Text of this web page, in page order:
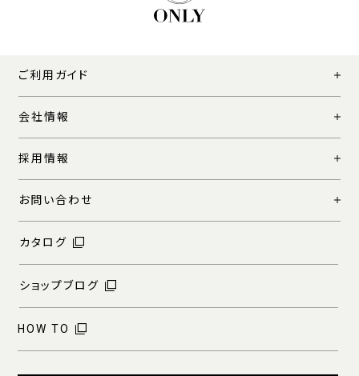
ご利用ガイド
会社情報
採用情報
お問い合わせ
カタログ
ショップブログ
HOW TO